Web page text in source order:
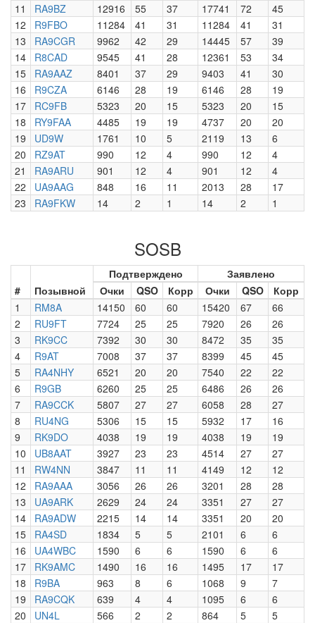
11
RA9BZ 12916 55 37 17741 72
45
12
R9FBO 11284 41 31 11284 41
31
13
RA9CGR 9962 42 29 14445 57
39
14
R8CAD 9545 41 28 12361 53
34
15
RA9AAZ 8401 37 29 9403 41
30
16
R9CZA 6146 28 19 6146 28
19
17
RC9FB 5323 20 15 5323 20
15
18
RY9FAA 4485 19 19 4737 20
20
19
UD9W 1761 10 5 2119 13
6
20
RZ9AT 990 12 4 990 12
4
21
RA9ARU 901 12 4 901 12
4
22
UA9AAG 848 16 11 2013 28
17
23
RA9FKW 14 2 1 14 2 1
SOSB
# Позывной
Подтверждено
Заявлено
Очки
QSO Корр Очки QSO
Корр
1
RM8A 14150 60 60 15420 67
66
2
RU9FT 7724 25 25 7920 26
26
3
RK9CC 7392 30 30 8472 35
35
4
R9AT 7008 37 37 8399 45
45
5
RA4NHY 6521 20 20 7540 22
22
6
R9GB 6260 25 25 6486 26
26
7
RA9CCK 5807 27 27 6058 28
27
8
RU4NG 5306 15 15 5932 17
16
9
RK9DO 4038 19 19 4038 19
19
10
UB8AAT 3927 23 23 4514 27
27
11
RW4NN 3847 11 11 4149 12
12
12
RA9AAA 3056 26 26 3201 28
28
13
UA9ARK 2629 24 24 3351 27
27
14
RA9ADW 2215 14 14 3351 20
20
15
RA4SD 1834 5 5 2101 6
6
16
UA4WBC 1590 6 6 1590 6
6
17
RK9AMC 1490 16 16 1495 17
17
18
R9BA 963 8 6 1068 9
7
19
RA9CQK 639 4 4 1095 6
6
20
UN4L 566 2 2 864 5
5